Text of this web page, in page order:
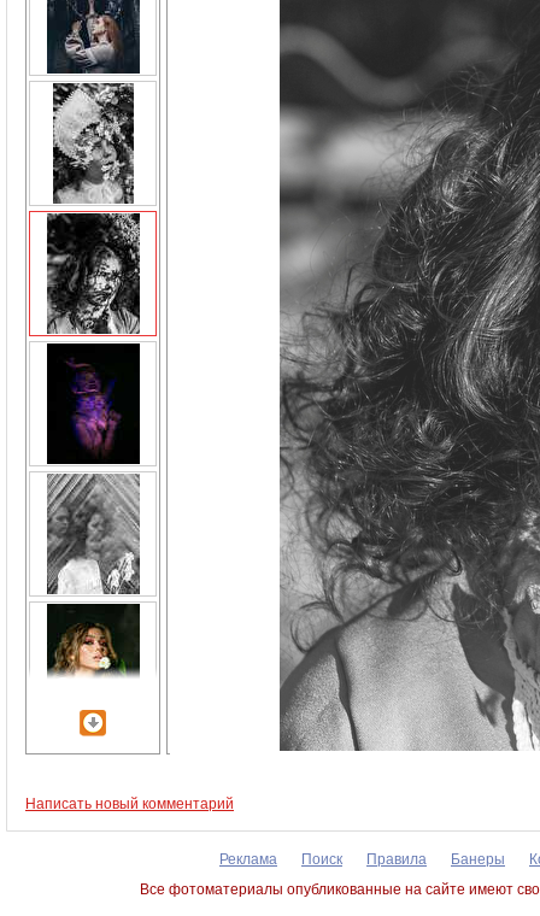
Написать новый комментарий
Реклама Поиск Правила Банеры
Все фотоматериалы опубликованные на сайте имеют